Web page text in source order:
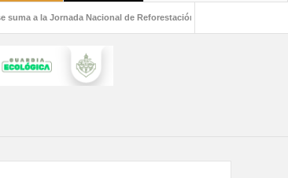
Jornada Nacional de Reforestación 2026!